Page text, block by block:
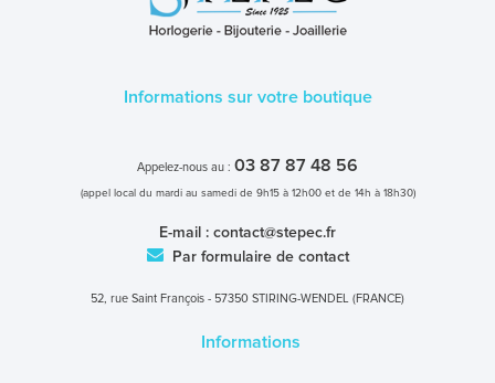
Informations sur votre boutique
Appelez-nous au : 03 87 87 48 56
(appel local du mardi au samedi de 9h15 à 12h00 et de 14h à 18h30)
E-mail : contact@stepec.fr
Par formulaire de contact
52, rue Saint François - 57350 STIRING-WENDEL (FRANCE)
Informations